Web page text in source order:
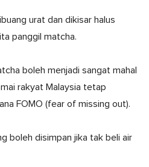
urat dan dikisar halus
panggil matcha.
boleh menjadi sangat mahal
rakyat Malaysia tetap
FOMO (fear of missing out).
boleh disimpan jika tak beli air